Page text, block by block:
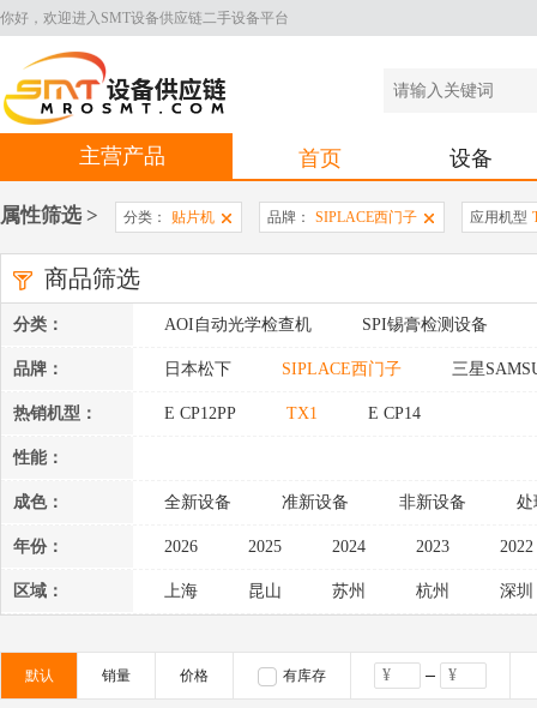
你好，欢迎进入SMT设备供应链二手设备平台
主营产品 首页 设备
属性筛选 > 分类： 贴片机 品牌： SIPLACE西门子 应用机型
商品筛选
分类： AOI自动光学检查机 SPI锡膏检测设备
周边设备
品牌： 日本松下 SIPLACE西门子 三星
热销机型： E CP12PP TX1 E CP14
性能：
成色： 全新设备 准新设备 非新设备 处
年份： 2026 2025 2024 2023 2022
2014 2013 2012 2011 2010
区域： 上海 昆山 苏州 杭州 深圳
默认 销量 价格 有库存